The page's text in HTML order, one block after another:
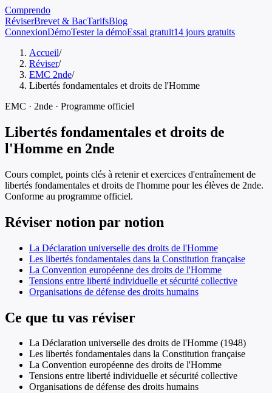
Comprendo
RéviserBrevet & BacTarifsBlog
ConnexionDémoTester la démoEssai gratuit14 jours gratuits
Accueil/
Réviser/
EMC 2nde/
Libertés fondamentales et droits de l'Homme
EMC · 2nde · Programme officiel
Libertés fondamentales et droits de
l'Homme en 2nde
Cours complet, points clés à retenir et exercices d'entraînement de
libertés fondamentales et droits de l'homme pour les élèves de 2nde.
Conforme au programme officiel.
Réviser notion par notion
La Déclaration universelle des droits de l'Homme
Les libertés fondamentales dans la Constitution française
La Convention européenne des droits de l'Homme
Tensions entre liberté individuelle et sécurité collective
Organisations de défense des droits humains
Ce que tu vas réviser
La Déclaration universelle des droits de l'Homme (1948)
Les libertés fondamentales dans la Constitution française
La Convention européenne des droits de l'Homme
Tensions entre liberté individuelle et sécurité collective
Organisations de défense des droits humains